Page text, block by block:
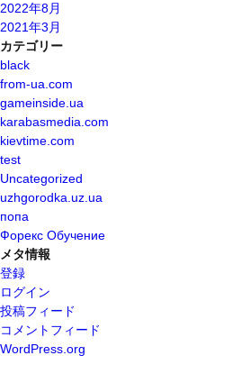
2022年8月
2021年3月
カテゴリー
black
from-ua.com
gameinside.ua
karabasmedia.com
kievtime.com
test
Uncategorized
uzhgorodka.uz.ua
попа
Форекс Обучение
メタ情報
登録
ログイン
投稿フィード
コメントフィード
WordPress.org